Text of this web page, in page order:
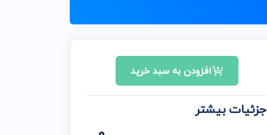
افزودن به سبد خرید
جزئیات بیشتر